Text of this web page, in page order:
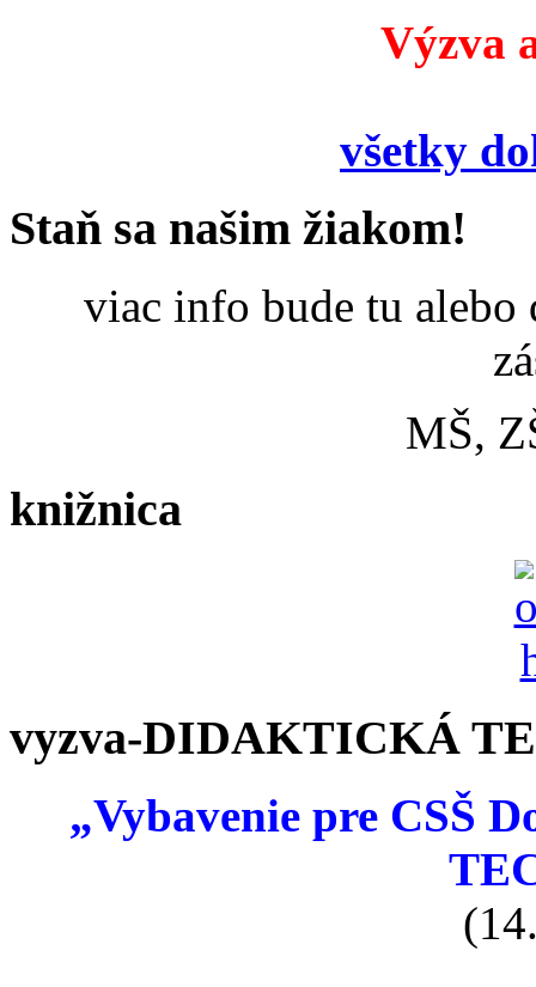
Výzva
všetky
Staň sa našim žiakom!
viac info bude tu alebo
MŠ,
knižnica
vyzva-DIDAKTICKÁ
„Vybavenie pre CSŠ